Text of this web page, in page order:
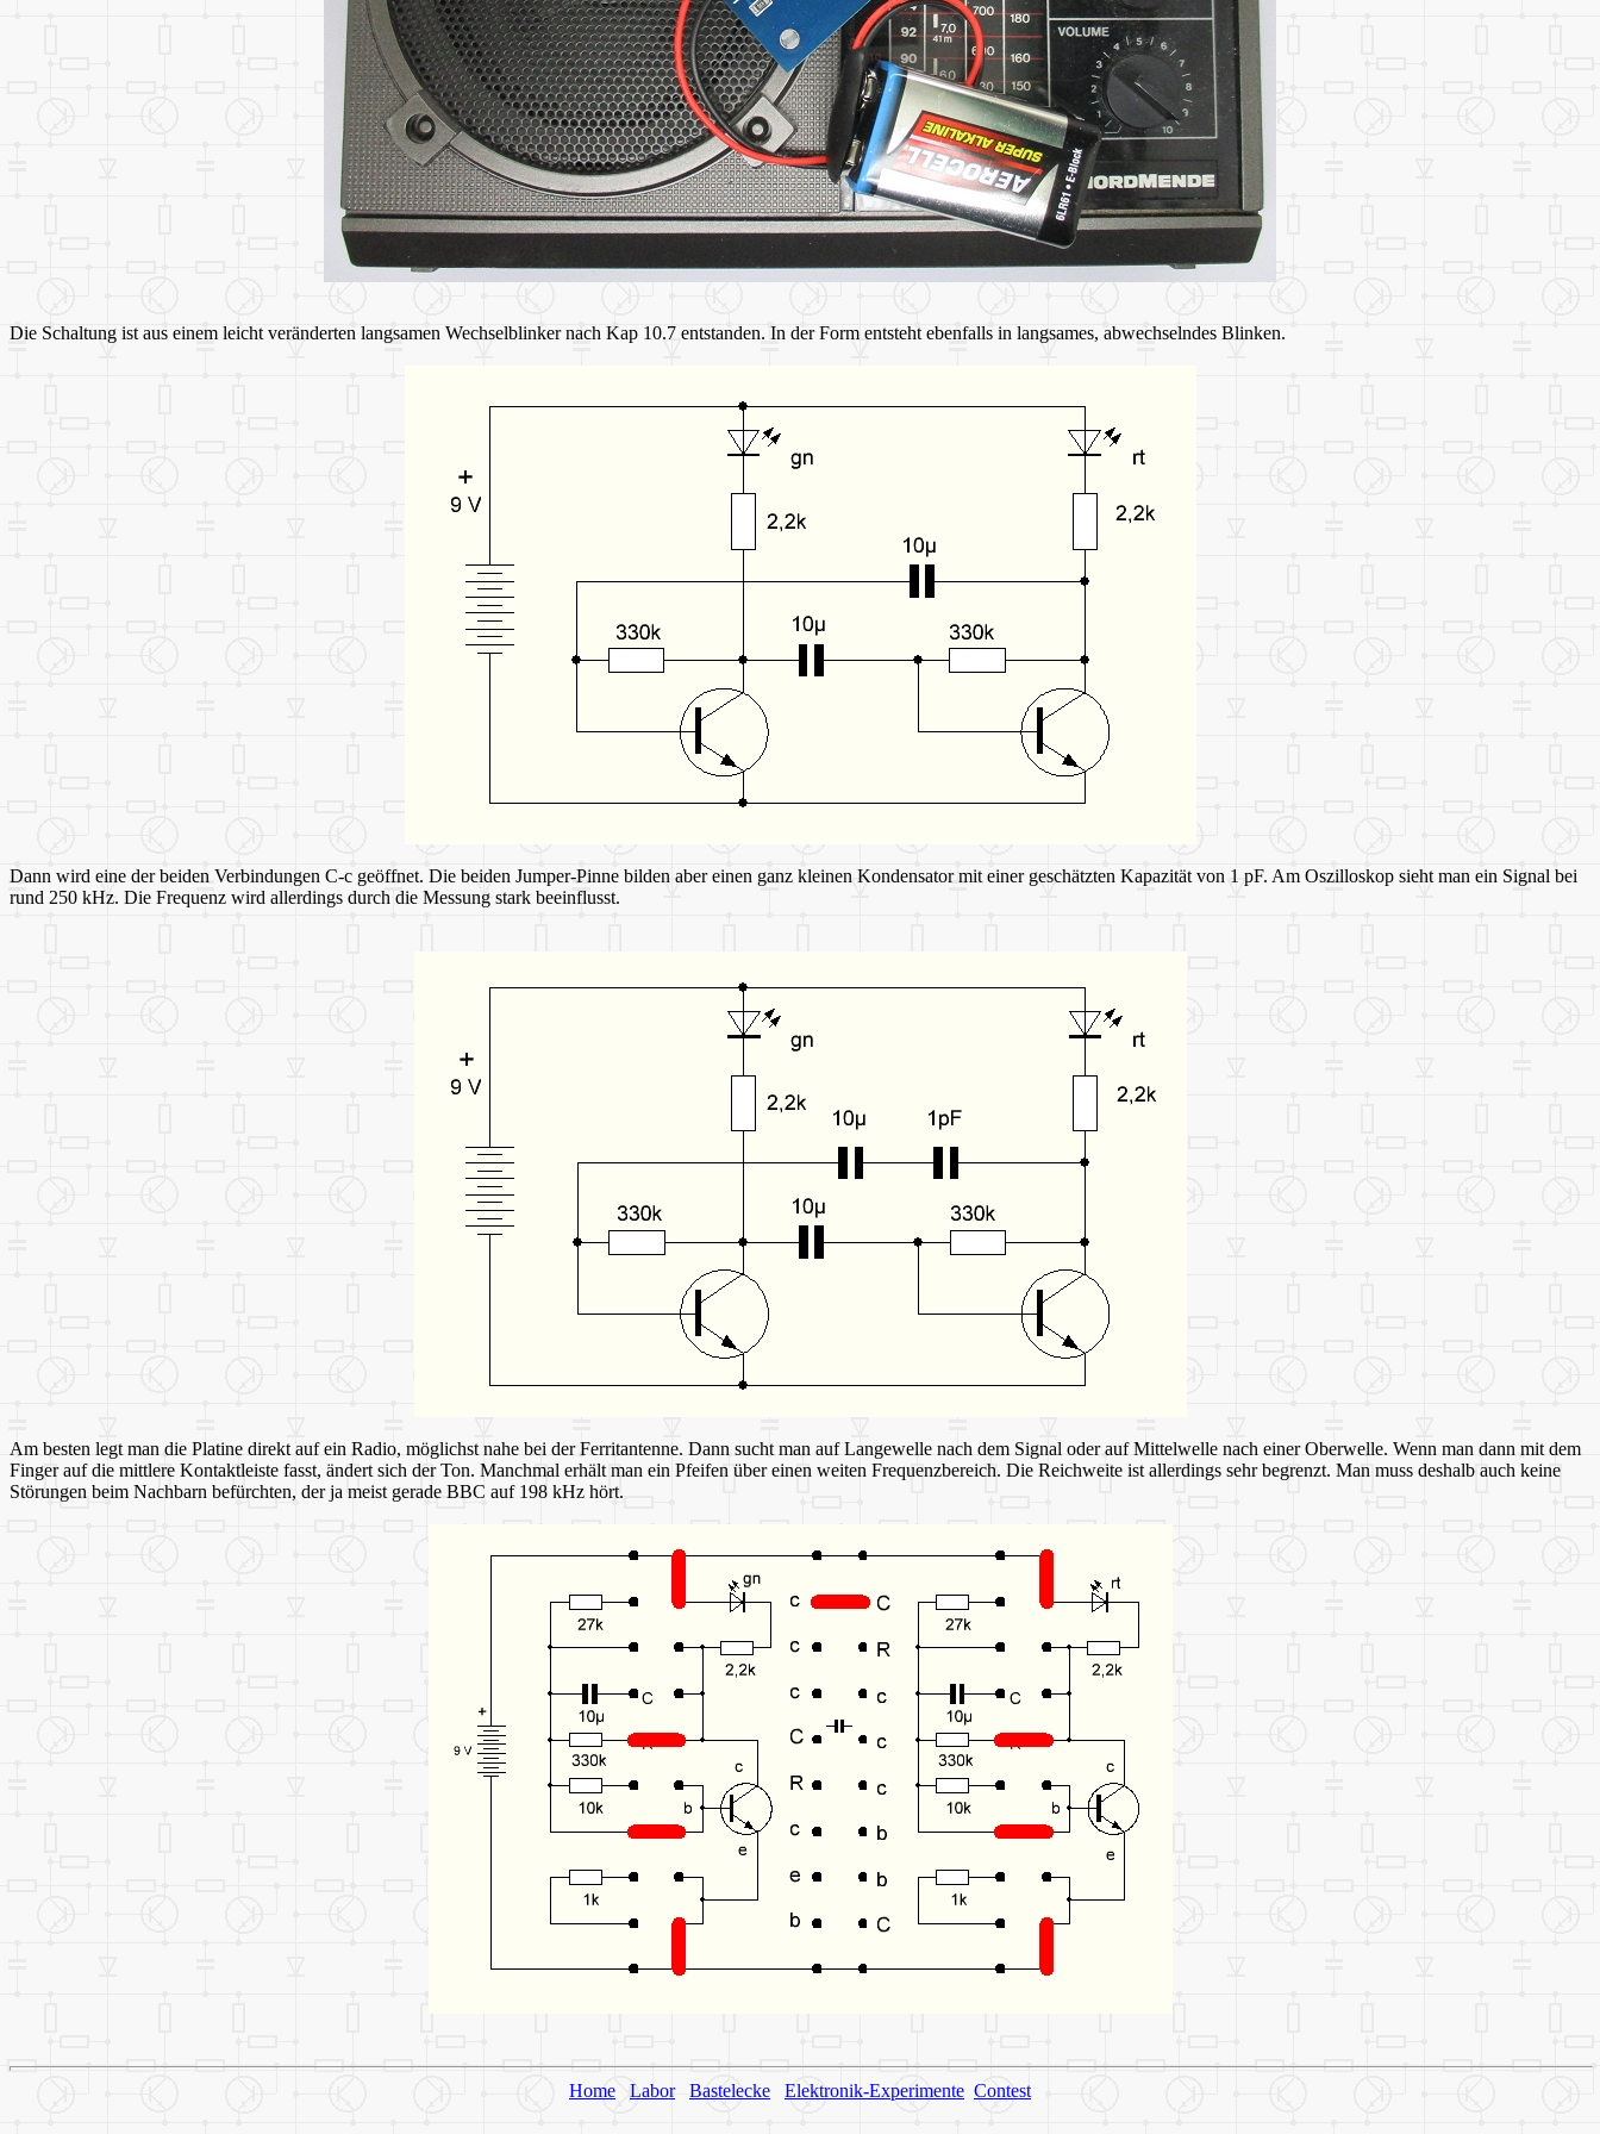
Die Schaltung ist aus einem leicht veränderten langsamen Wechselblinker nach Kap 10.7 entstanden. In der Form entsteht ebenfalls in langsames, abwechselndes Blinken.
Dann wird eine der beiden Verbindungen C-c geöffnet. Die beiden Jumper-Pinne bilden aber einen ganz kleinen Kondensator mit einer geschätzten Kapazität von 1 pF. Am Oszilloskop sieht man ein Signal bei
rund 250 kHz. Die Frequenz wird allerdings durch die Messung stark beeinflusst.
Am besten legt man die Platine direkt auf ein Radio, möglichst nahe bei der Ferritantenne. Dann sucht man auf Langewelle nach dem Signal oder auf Mittelwelle nach einer Oberwelle. Wenn man dann mit dem
Finger auf die mittlere Kontaktleiste fasst, ändert sich der Ton. Manchmal erhält man ein Pfeifen über einen weiten Frequenzbereich. Die Reichweite ist allerdings sehr begrenzt. Man muss deshalb auch keine
Störungen beim Nachbarn befürchten, der ja meist gerade BBC auf 198 kHz hört.
Home Labor Bastelecke Elektronik-Experimente Contest